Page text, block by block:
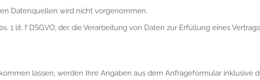
Datenquellen wird nicht vorgenommen.
1 lit. f DSGVO, der die Verarbeitung von Daten zur Erfüllung eines
lassen, werden Ihre Angaben aus dem Anfrageformular inklusive